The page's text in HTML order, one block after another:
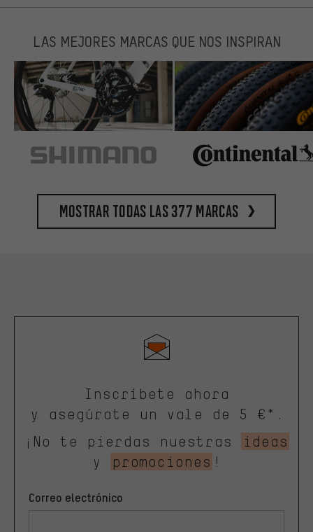
LAS MEJORES MARCAS QUE NOS INSPIRAN
Mostrar todas las 377 marcas
Inscríbete ahora
y asegúrate un vale de 5 €*.
¡No te pierdas nuestras
ideas
y
promociones !
Correo electrónico